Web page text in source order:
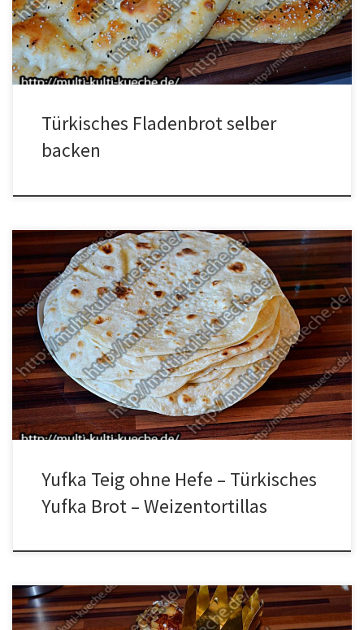
Schwarzkümmel Zubereitung Die Hefe in dem warmen Wasser
auflösen und zusammen mit den restlichen […]
Türkisches Fladenbrot selber
backen
Zutaten für den Yufka Brot – Wraps 1 Ei1 kg Mehl250ml Milch250ml
Wasser2 EL ÖlSalz Zubereitung für den Tortillas – Weizentortillas
Alle Zutaten in eine Schüssel geben und gut miteinander
vermischen. Von dem fertigen Teig kleine Stücke abreißen diese
dann zu Kugeln Formen und auf einer bemehlter Arbeitsfläche
ausrollen. Die […]
Yufka Teig ohne Hefe – Türkisches
Yufka Brot – Weizentortillas